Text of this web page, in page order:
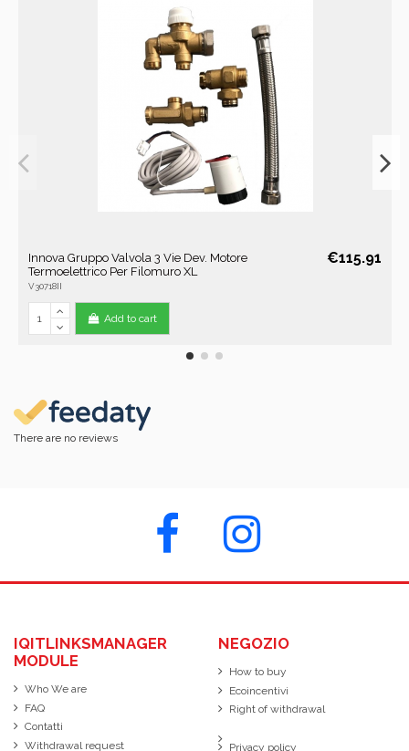
Innova Gruppo Valvola 3 Vie Dev. Motore
Termoelettrico Per Filomuro XL
V30718II
€115.91
Add to cart
There are no reviews
IQITLINKSMANAGER
MODULE
Who We are
FAQ
Contatti
Withdrawal request
NEGOZIO
How to buy
Ecoincentivi
Right of withdrawal
Privacy policy